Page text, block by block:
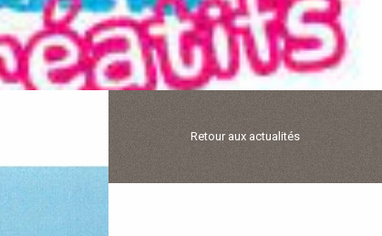
Retour aux actualités